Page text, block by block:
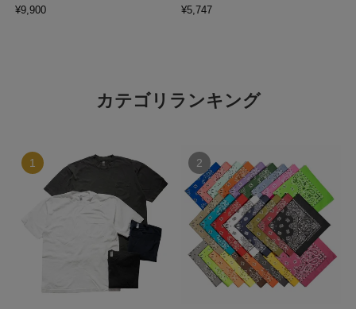
¥9,900
¥5,747
カテゴリランキング